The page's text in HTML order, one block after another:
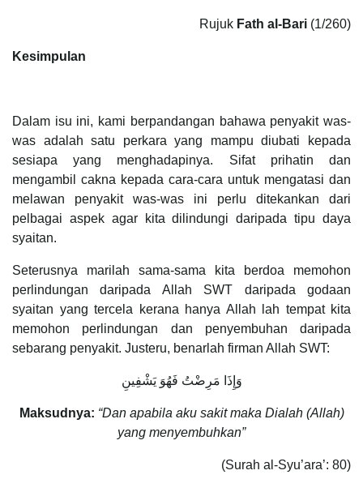
Rujuk Fath al-Bari (1/260)
Kesimpulan
Dalam isu ini, kami berpandangan bahawa penyakit was-
was adalah satu perkara yang mampu diubati kepada
sesiapa yang menghadapinya. Sifat prihatin dan
mengambil cakna kepada cara-cara untuk mengatasi dan
melawan penyakit was-was ini perlu ditekankan dari
pelbagai aspek agar kita dilindungi daripada tipu daya
syaitan.
Seterusnya marilah sama-sama kita berdoa memohon
perlindungan daripada Allah SWT daripada godaan
syaitan yang tercela kerana hanya Allah lah tempat kita
memohon perlindungan dan penyembuhan daripada
sebarang penyakit. Justeru, benarlah firman Allah SWT:
وَإِذَا مَرِضْتُ فَهُوَ يَشْفِينِ
Maksudnya: “Dan apabila aku sakit maka Dialah (Allah)
yang menyembuhkan”
(Surah al-Syu’ara’: 80)